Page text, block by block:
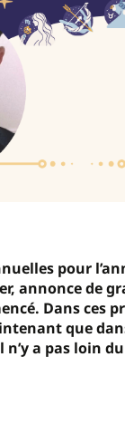
pour
annonce de
Dans ces
que
a pas loin